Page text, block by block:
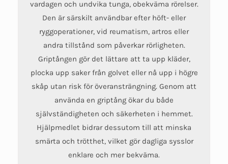
vardagen och undvika tunga, obekväma rörelser.
Den är särskilt användbar efter höft- eller
ryggoperationer, vid reumatism, artros eller
andra tillstånd som påverkar rörligheten.
Griptången gör det lättare att ta upp kläder,
plocka upp saker från golvet eller nå upp i högre
skåp utan risk för överansträngning. Genom att
använda en griptång ökar du både
självständigheten och säkerheten i hemmet.
Hjälpmedlet bidrar dessutom till att minska
smärta och trötthet, vilket gör dagliga sysslor
enklare och mer bekväma.